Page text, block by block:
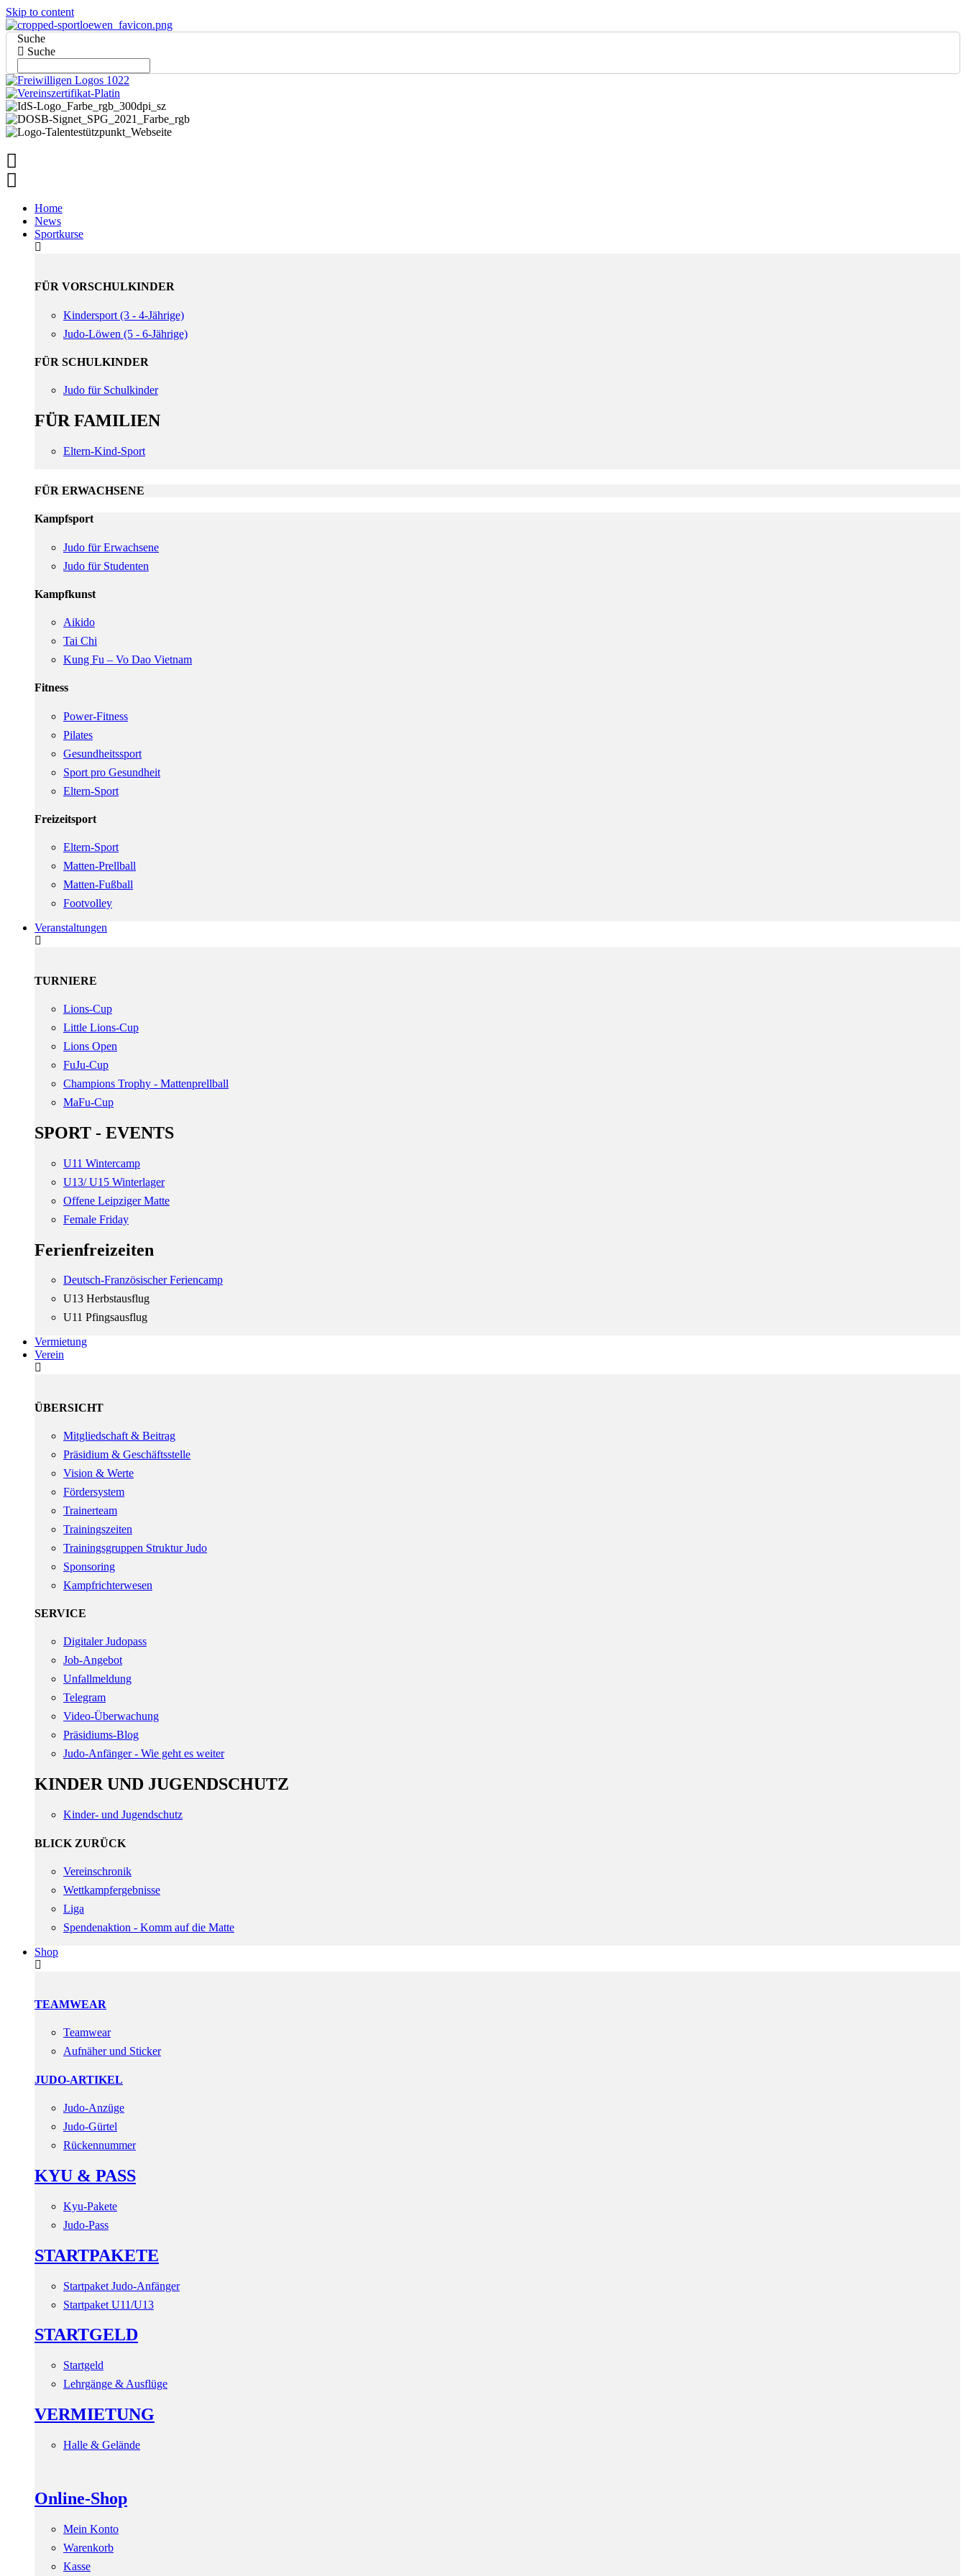
Skip to content
Suche
Suche
Home
News
Sportkurse
FÜR VORSCHULKINDER
Kindersport (3 - 4-Jährige)
Judo-Löwen (5 - 6-Jährige)
FÜR SCHULKINDER
Judo für Schulkinder
FÜR FAMILIEN
Eltern-Kind-Sport
FÜR ERWACHSENE
Kampfsport
Judo für Erwachsene
Judo für Studenten
Kampfkunst
Aikido
Tai Chi
Kung Fu – Vo Dao Vietnam
Fitness
Power-Fitness
Pilates
Gesundheitssport
Sport pro Gesundheit
Eltern-Sport
Freizeitsport
Eltern-Sport
Matten-Prellball
Matten-Fußball
Footvolley
Veranstaltungen
TURNIERE
Lions-Cup
Little Lions-Cup
Lions Open
FuJu-Cup
Champions Trophy - Mattenprellball
MaFu-Cup
SPORT - EVENTS
U11 Wintercamp
U13/ U15 Winterlager
Offene Leipziger Matte
Female Friday
Ferienfreizeiten
Deutsch-Französischer Feriencamp
U13 Herbstausflug
U11 Pfingsausflug
Vermietung
Verein
ÜBERSICHT
Mitgliedschaft & Beitrag
Präsidium & Geschäftsstelle
Vision & Werte
Fördersystem
Trainerteam
Trainingszeiten
Trainingsgruppen Struktur Judo
Sponsoring
Kampfrichterwesen
SERVICE
Digitaler Judopass
Job-Angebot
Unfallmeldung
Telegram
Video-Überwachung
Präsidiums-Blog
Judo-Anfänger - Wie geht es weiter
KINDER UND JUGENDSCHUTZ
Kinder- und Jugendschutz
BLICK ZURÜCK
Vereinschronik
Wettkampfergebnisse
Liga
Spendenaktion - Komm auf die Matte
Shop
TEAMWEAR
Teamwear
Aufnäher und Sticker
JUDO-ARTIKEL
Judo-Anzüge
Judo-Gürtel
Rückennummer
KYU & PASS
Kyu-Pakete
Judo-Pass
STARTPAKETE
Startpaket Judo-Anfänger
Startpaket U11/U13
STARTGELD
Startgeld
Lehrgänge & Ausflüge
VERMIETUNG
Halle & Gelände
Online-Shop
Mein Konto
Warenkorb
Kasse